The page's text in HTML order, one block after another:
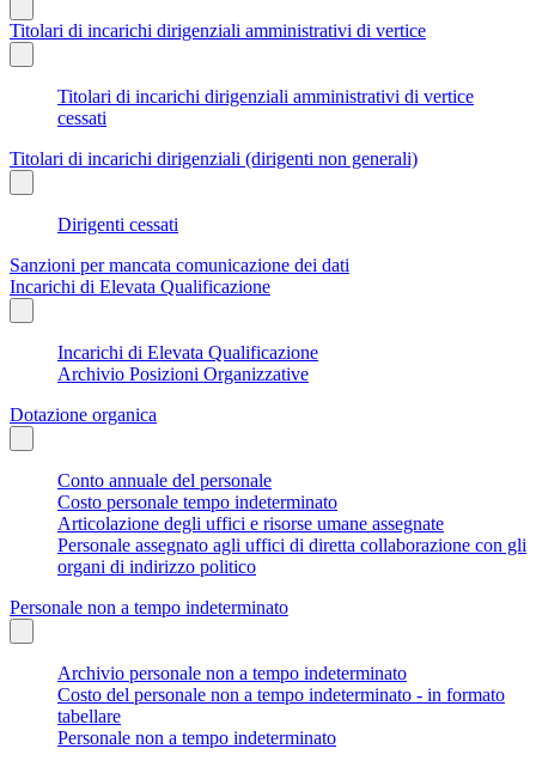
Titolari di incarichi dirigenziali amministrativi di vertice
Titolari di incarichi dirigenziali amministrativi di vertice
cessati
Titolari di incarichi dirigenziali (dirigenti non generali)
Dirigenti cessati
Sanzioni per mancata comunicazione dei dati
Incarichi di Elevata Qualificazione
Incarichi di Elevata Qualificazione
Archivio Posizioni Organizzative
Dotazione organica
Conto annuale del personale
Costo personale tempo indeterminato
Articolazione degli uffici e risorse umane assegnate
Personale assegnato agli uffici di diretta collaborazione con gli
organi di indirizzo politico
Personale non a tempo indeterminato
Archivio personale non a tempo indeterminato
Costo del personale non a tempo indeterminato - in formato
tabellare
Personale non a tempo indeterminato